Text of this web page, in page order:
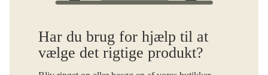
Har du brug for hjælp til at
vælge det rigtige produkt?